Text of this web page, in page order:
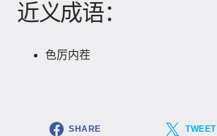
近义成语：
色厉内茬
SHARE TWEET